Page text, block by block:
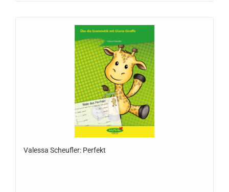
Valessa Scheufler: Perfekt